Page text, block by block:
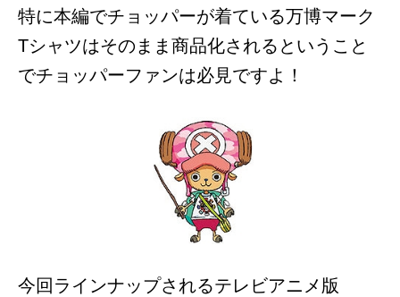
特に本編でチョッパーが着ている万博マーク
Tシャツはそのまま商品化されるということ
でチョッパーファンは必見ですよ！
今回ラインナップされるテレビアニメ版